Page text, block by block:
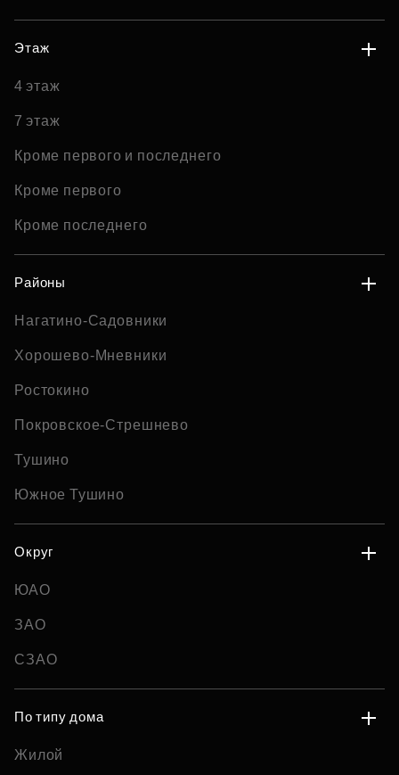
Этаж
4 этаж
7 этаж
Кроме первого и последнего
Кроме первого
Кроме последнего
Районы
Нагатино-Садовники
Хорошево-Мневники
Ростокино
Покровское-Стрешнево
Тушино
Южное Тушино
Округ
ЮАО
ЗАО
СЗАО
По типу дома
Жилой